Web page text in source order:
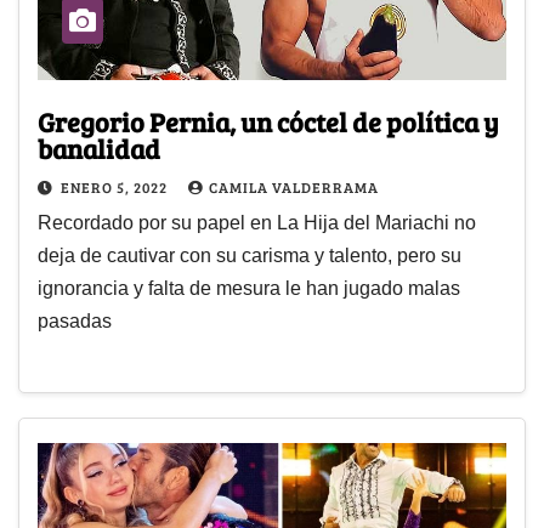
Gregorio Pernia, un cóctel de política y
banalidad
ENERO 5, 2022 CAMILA VALDERRAMA
Recordado por su papel en La Hija del Mariachi no
deja de cautivar con su carisma y talento, pero su
ignorancia y falta de mesura le han jugado malas
pasadas